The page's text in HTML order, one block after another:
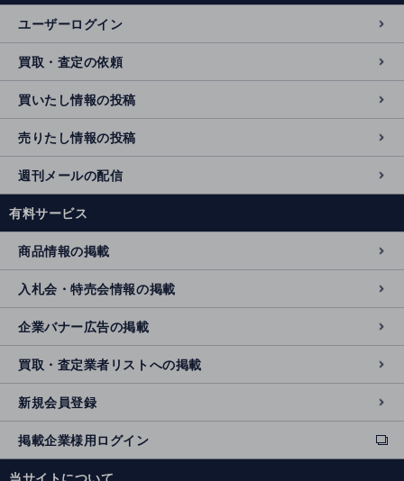
ユーザーログイン
買取・査定の依頼
買いたし情報の投稿
売りたし情報の投稿
週刊メールの配信
有料サービス
商品情報の掲載
入札会・特売会情報の掲載
企業バナー広告の掲載
買取・査定業者リストへの掲載
新規会員登録
掲載企業様用ログイン
ext
e
当サイトについて